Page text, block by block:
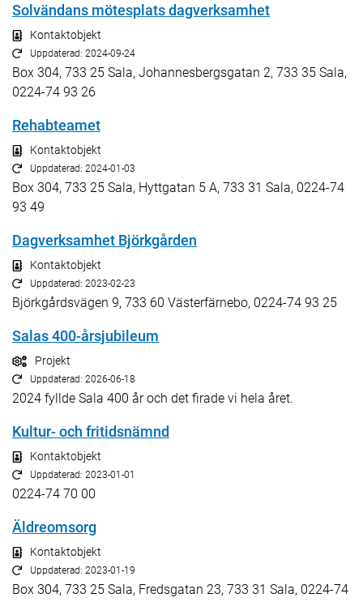
Solvändans mötesplats dagverksamhet
Kontaktobjekt
Uppdaterad: 2024-09-24
Box 304, 733 25 Sala, Johannesbergsgatan 2, 733 35 Sala,
0224-74 93 26
Rehabteamet
Kontaktobjekt
Uppdaterad: 2024-01-03
Box 304, 733 25 Sala, Hyttgatan 5 A, 733 31 Sala, 0224-74
93 49
Dagverksamhet Björkgården
Kontaktobjekt
Uppdaterad: 2023-02-23
Björkgårdsvägen 9, 733 60 Västerfärnebo, 0224-74 93 25
Salas 400-årsjubileum
Projekt
Uppdaterad: 2026-06-18
2024 fyllde Sala 400 år och det firade vi hela året.
Kultur- och fritidsnämnd
Kontaktobjekt
Uppdaterad: 2023-01-01
0224-74 70 00
Äldreomsorg
Kontaktobjekt
Uppdaterad: 2023-01-19
Box 304, 733 25 Sala, Fredsgatan 23, 733 31 Sala, 0224-74